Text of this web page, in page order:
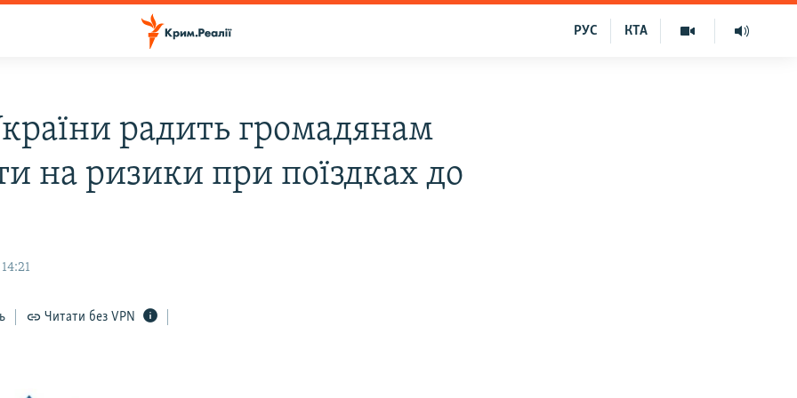
КТА
РУС
радить громадянам
на ризики при поїздках до
Читати без VPN